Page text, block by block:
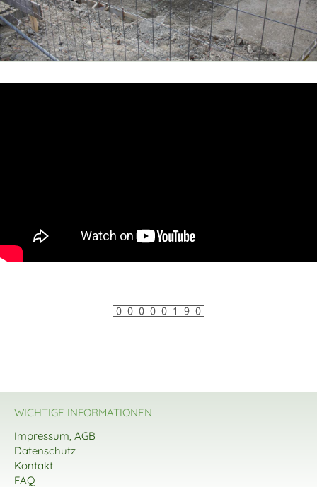
WICHTIGE INFORMATIONEN
Impressum, AGB
Datenschutz
Kontakt
FAQ